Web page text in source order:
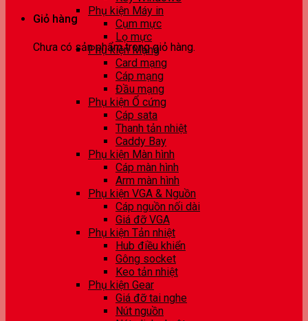
Giỏ hàng
Chưa có sản phẩm trong giỏ hàng.
Phụ kiện Máy in
Cụm mực
Lọ mực
Phụ kiện Mạng
Card mạng
Cáp mạng
Đầu mạng
Phụ kiện Ổ cứng
Cáp sata
Thanh tản nhiệt
Caddy Bay
Phụ kiện Màn hình
Cáp màn hình
Arm màn hình
Phụ kiện VGA & Nguồn
Cáp nguồn nối dài
Giá đỡ VGA
Phụ kiện Tản nhiệt
Hub điều khiển
Gông socket
Keo tản nhiệt
Phụ kiện Gear
Giá đỡ tai nghe
Nút nguồn